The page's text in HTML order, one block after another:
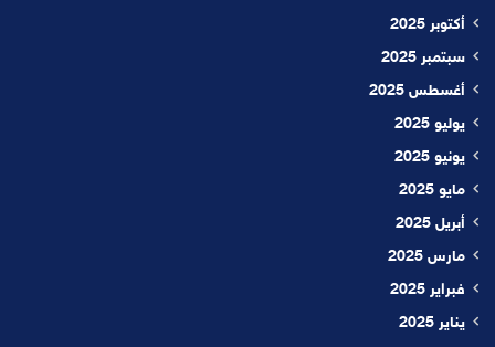
أكتوبر 2025
سبتمبر 2025
أغسطس 2025
يوليو 2025
يونيو 2025
مايو 2025
أبريل 2025
مارس 2025
فبراير 2025
يناير 2025